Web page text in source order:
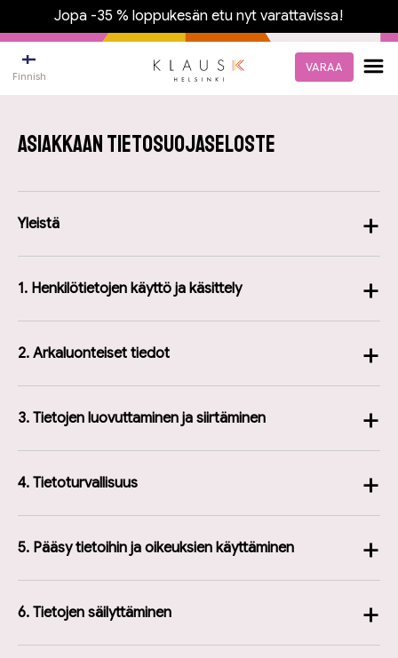
Jopa -35 % loppukesän etu nyt varattavissa!
Finnish
VARAA
Asiakkaan tietosuojaseloste
Yleistä +
1. Henkilötietojen käyttö ja käsittely +
2. Arkaluonteiset tiedot +
3. Tietojen luovuttaminen ja siirtäminen +
4. Tietoturvallisuus +
5. Pääsy tietoihin ja oikeuksien käyttäminen +
6. Tietojen säilyttäminen +